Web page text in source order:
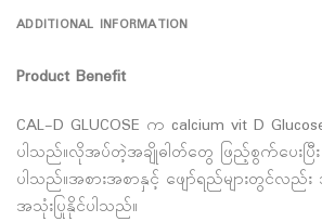
ADDITIONAL INFORMATION
Product Benefit
CAL-D GLUCOSE က calcium vit D
ပါသည်။လိုအပ်တဲ့အချိုဓါတ်တွေ ဖြည့်စွက်ပေးပြီ
ပါသည်။အစားအစာနှင့် ဖျော်ရည်များတွင်လည်
အသုံးပြုနိုင်ပါသည်။